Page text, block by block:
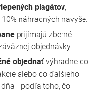
plagátov,
náhradných navyše.
prijímajú zberné
objednávky.
objednaťvýhradne do
alebo do ďalšieho
- podľa toho, čo